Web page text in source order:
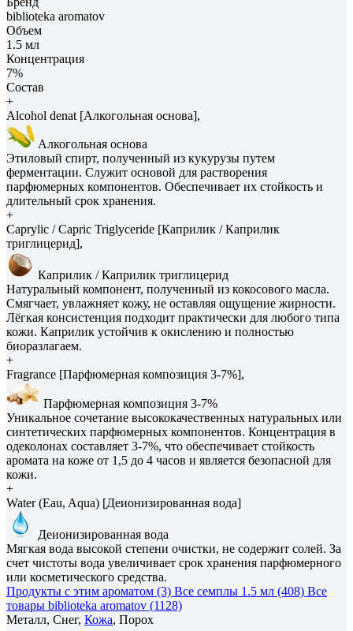
biblioteka aromatov
Объем
1.5 мл
Концентрация
7%
Состав
+
Alcohol denat [Алкогольная основа],
Алкогольная основа
Этиловый спирт, полученный из кукурузы путем
ферментации. Служит основой для растворения
парфюмерных компонентов. Обеспечивает их стойкость и
длительный срок хранения.
+
Caprylic / Capric Triglyceride [Каприлик / Каприлик
триглицерид],
Каприлик / Каприлик триглицерид
Натуральный компонент, полученный из кокосового масла.
Смягчает, увлажняет кожу, не оставляя ощущение жирности.
Лёгкая консистенция подходит практически для любого типа
кожи. Каприлик устойчив к окислению и полностью
биоразлагаем.
+
Fragrance [Парфюмерная композиция 3-7%],
Парфюмерная композиция 3-7%
Уникальное сочетание высококачественных натуральных или
синтетических парфюмерных компонентов. Концентрация в
одеколонах составляет 3-7%, что обеспечивает стойкость
аромата на коже от 1,5 до 4 часов и является безопасной для
кожи.
+
Water (Eau, Aqua) [Деионизированная вода]
Деионизированная вода
Мягкая вода высокой степени очистки, не содержит солей. За
счет чистоты вода увеличивает срок хранения парфюмерного
или косметического средства.
Продукты с этим ароматом (3) Все семплы 1.5 мл (408) Все
товары biblioteka aromatov (1128)
Металл, Снег, Кожа, Порох